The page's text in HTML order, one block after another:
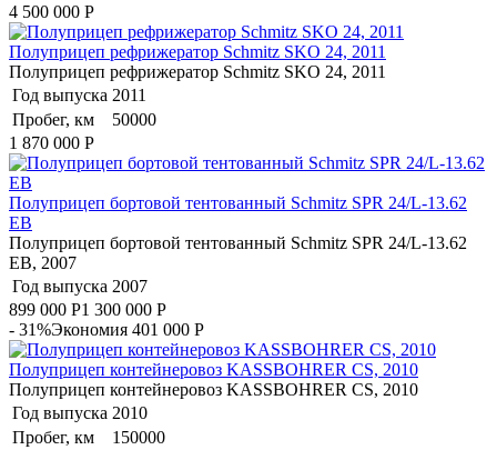
4 500 000 Р
Полуприцеп рефрижератор Schmitz SKO 24, 2011
Полуприцеп рефрижератор Schmitz SKO 24, 2011
Год выпуска 2011
Пробег, км
50000
1 870 000 Р
Полуприцеп бортовой тентованный Schmitz SPR 24/L-13.62
EB
Полуприцеп бортовой тентованный Schmitz SPR 24/L-13.62
EB, 2007
Год выпуска 2007
899 000 Р1 300 000 Р
- 31%Экономия 401 000 Р
Полуприцеп контейнеровоз KASSBOHRER CS, 2010
Полуприцеп контейнеровоз KASSBOHRER CS, 2010
Год выпуска 2010
Пробег, км
150000